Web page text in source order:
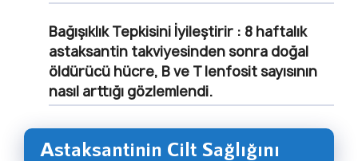
Bağışıklık Tepkisini İyileştirir : 8 haftalık
astaksantin takviyesinden sonra doğal
öldürücü hücre, B ve T lenfosit sayısının
nasıl arttığı gözlemlendi.
Astaksantinin Cilt Sağlığını